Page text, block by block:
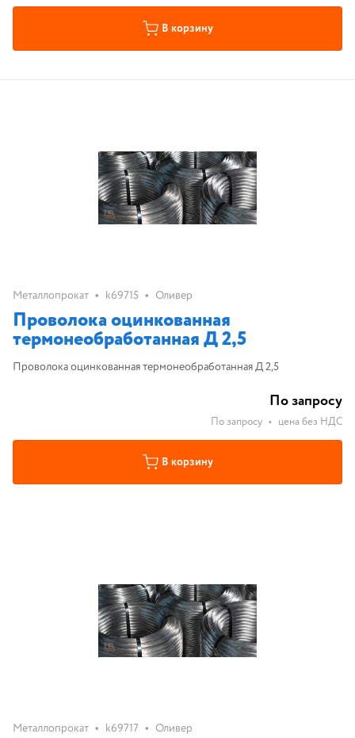
В корзину
Металлопрокат • k69715 • Оливер
Проволока оцинкованная
термонеобработанная Д 2,5
Проволока оцинкованная термонеобработанная Д 2,5
По запросу
По запросу • цена без НДС
В корзину
Металлопрокат • k69717 • Оливер